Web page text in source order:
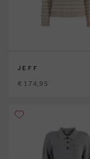
JEFF
€ 174,95